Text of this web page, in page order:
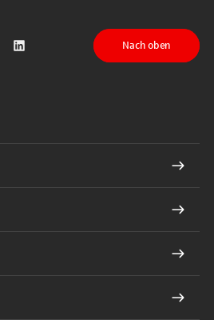
Instagram
auf TikTok
Sparkasse auf LinkedIn
Nach oben